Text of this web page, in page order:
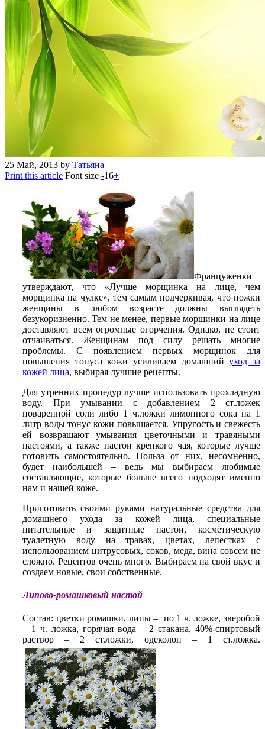
25 Май, 2013 by Татьяна
Print this article Font size -16+
Француженки
утверждают, что «Лучше морщинка на лице, чем
морщинка на чулке», тем самым подчеркивая, что ножки
женщины в любом возрасте должны выглядеть
безукоризненно. Тем не менее, первые морщинки на лице
доставляют всем огромные огорчения. Однако, не стоит
отчаиваться. Женщинам под силу решать многие
проблемы. С появлением первых морщинок для
повышения тонуса кожи усиливаем домашнийуход за
кожей лица, выбирая лучшие рецепты.
Для утренних процедур лучше использовать прохладную
воду. При умывании с добавлением 2 ст.ложек
поваренной соли либо 1 ч.ложки лимонного сока на 1
литр воды тонус кожи повышается. Упругость и свежесть
ей возвращают умывания цветочными и травяными
настоями, а также настои крепкого чая, которые лучше
готовить самостоятельно. Польза от них, несомненно,
будет наибольшей – ведь мы выбираем любимые
составляющие, которые больше всего подходят именно
нам и нашей коже.
Приготовить своими руками натуральные средства для
домашнего ухода за кожей лица, специальные
питательные и защитные настои, косметическую
туалетную воду на травах, цветах, лепестках с
использованием цитрусовых, соков, меда, вина совсем не
сложно. Рецептов очень много. Выбираем на свой вкус и
создаем новые, свои собственные.
Липово-ромашковый настой
Состав: цветки ромашки, липы – по 1 ч. ложке, зверобой
– 1 ч. ложка, горячая вода – 2 стакана, 40%-спиртовый
раствор – 2 ст.ложки, одеколон – 1 ст.ложка.